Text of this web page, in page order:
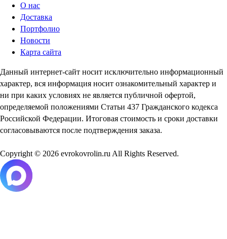
О нас
Доставка
Портфолио
Новости
Карта сайта
Данный интернет-сайт носит исключительно информационный
характер, вся информация носит ознакомительный характер и
ни при каких условиях не является публичной офертой,
определяемой положениями Статьи 437 Гражданского кодекса
Российской Федерации. Итоговая стоимость и сроки доставки
согласовываются после подтверждения заказа.
Copyright © 2026 evrokovrolin.ru All Rights Reserved.